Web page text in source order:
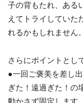
子の背もたれ、ある
えてトライしていた
れるかもしれません。
さらにポイントとし
●一回ご褒美を差し
ぎた！遠過ぎた！の
動かさず固定します。